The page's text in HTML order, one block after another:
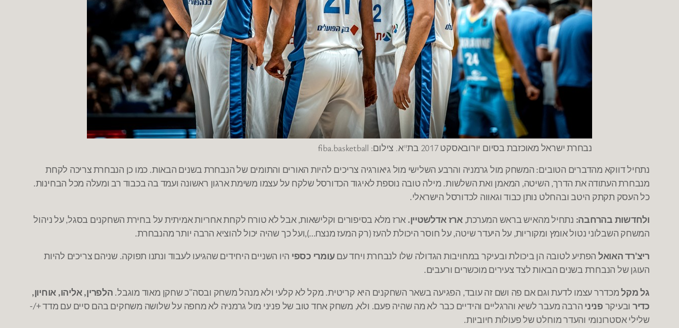
נבחרת ישראל מאוכזבת בסיום יורובאסקט 2017 בת"א. צילום: fiba.basketball
נתחיל דווקא מהדברים הטובים: המשחק מול גרמניה והרבע השלישי מול גיאורגיה צריכים להיות האורים והתומים של הנבחרת בשנים הבאות. כמו כן הנבחרת צריכה לקחת
מנבחרת העתודה את הדרך, השיטה, המאמן ואת השלשות. מילה טובה נוספת לאיגוד הכדורסל שלקח על עצמו משימת ארגון ראשונה ועמד בה בכבוד רב ומעלה מכל הבחינות.
כל העסק תקתק היטב ובהחלט נותן כבוד וגאווה לכדורסל הישראלי.
ולחדשות בהרחבה: נתחיל מהאיש בראש המערכת,ארז אדלשטיין. ארז מלא בסיפורים וקלישאות,אבל לא טורח לקחת אחריות אמיתית על בחירת השחקנים בסגל,על ניהול
המשחק השבלוני נטול אומץ ומקוריות, על היעדר שיטה,על חוסר היכולת להעז (רק המעז מנצח…),ועל כך שהיה יכול להוציא הרבה יותר מהנבחרת.
ריצ'רד האואל הפתיע לטובה הן ביכולת ובעיקר במחויבות הגדולה שלו לנבחרת ויחד עםעומרי כספי היו השניים היחידים שהגיעו לעבוד ונתנו תפוקה.שניהם צריכים להיות
העוגן של הנבחרת בשנים הבאות לצד צעירים מוכשרים ורעבים.
גל מקלמכדרר עצמו לדעת וגם אם פה ושם זה עובד, הפגיעה בשאר השחקנים היא קריטית. מקל לא קלעי ולא מנהל משחק ובסה"כ שחקן מאוד מוגבל. הלפרין,אליהו, אוחיון,
כדיר ובעיקר פניני הרבה מעבר לשיא והרגליים והידיים כבר לא מה שהיה פעם. ולא, משחק אחד טוב של פניני מול גרמניה לא מחפה על שלושה משחקים בהם סיים עם מדד+/-
שלילי אסטרונומי והעדר מוחלט של פעולות חיוביות.